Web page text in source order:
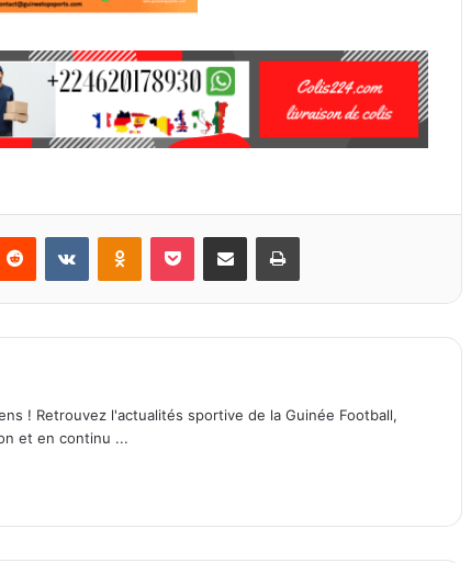
! Retrouvez l'actualités sportive de la Guinée Football,
et en continu ...